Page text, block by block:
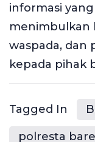
informasi
menimbulkan
waspada, dan
kepada pihak
Tagged In
polresta